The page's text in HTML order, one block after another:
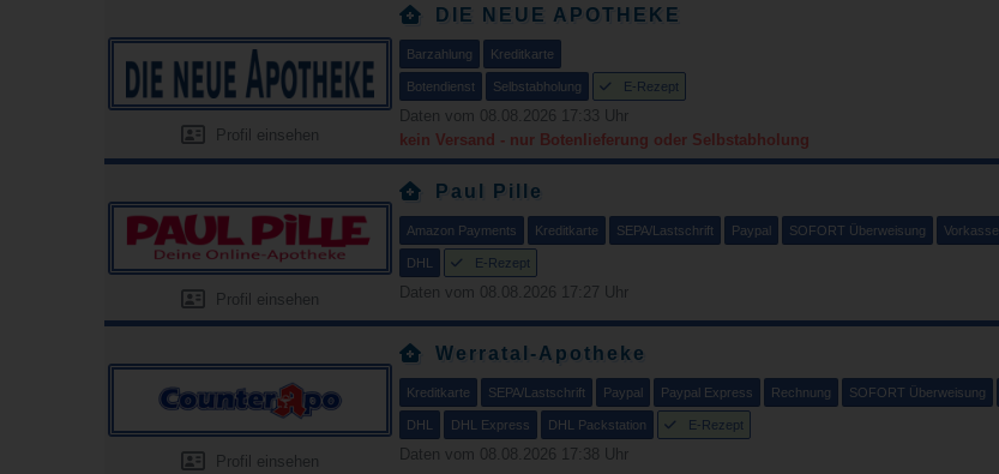
Profil einsehen
DIE NEUE APOTHEKE
Barzahlung Kreditkarte
Botendienst Selbstabholung E-Rezept
Daten vom 08.08.2026 17:33 Uhr
kein Versand - nur Botenlieferung oder Selbstabholung
Profil einsehen
Paul Pille
Amazon Payments Kreditkarte SEPA/Lastschrift Paypal SOFORT Überweisung Vorkasse
DHL E-Rezept
Daten vom 08.08.2026 17:27 Uhr
Profil einsehen
Werratal-Apotheke
Kreditkarte SEPA/Lastschrift Paypal Paypal Express Rechnung SOFORT Überweisung
DHL DHL Express DHL Packstation E-Rezept
Daten vom 08.08.2026 17:38 Uhr